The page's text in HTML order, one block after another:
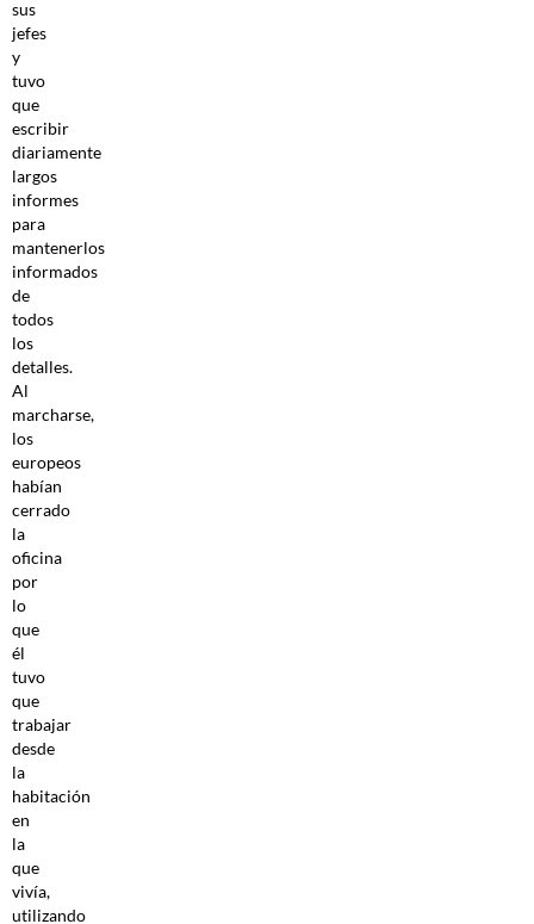
sus
jefes
y
tuvo
que
escribir
diariamente
largos
informes
para
mantenerlos
informados
de
todos
los
detalles.
Al
marcharse,
los
europeos
habían
cerrado
la
oficina
por
lo
que
él
tuvo
que
trabajar
desde
la
habitación
en
la
que
vivía,
utilizando